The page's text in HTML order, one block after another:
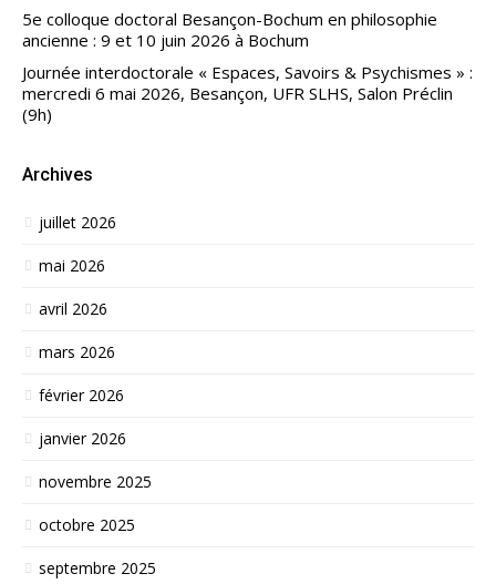
5e colloque doctoral Besançon-Bochum en philosophie
ancienne : 9 et 10 juin 2026 à Bochum
Journée interdoctorale « Espaces, Savoirs & Psychismes » :
mercredi 6 mai 2026, Besançon, UFR SLHS, Salon Préclin
(9h)
Archives
juillet 2026
mai 2026
avril 2026
mars 2026
février 2026
janvier 2026
novembre 2025
octobre 2025
septembre 2025